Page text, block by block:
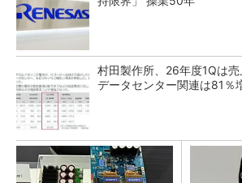
村田製作所、26年度1Qは
データセンター関連は81％